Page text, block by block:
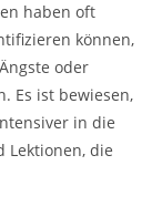
haben oft
können,
oder
Es ist bewiesen,
in die
Lektionen, die